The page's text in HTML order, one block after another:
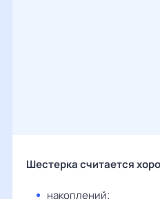
Шестерка считается
накоплений;